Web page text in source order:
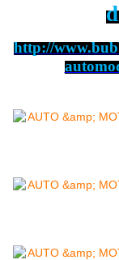
http://